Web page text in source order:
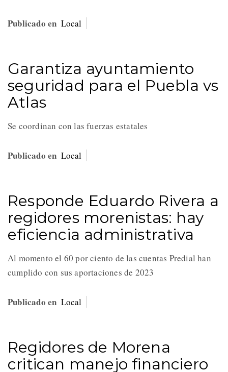
Publicado en Local
Garantiza ayuntamiento
seguridad para el Puebla vs
Atlas
Se coordinan con las fuerzas estatales
Publicado en Local
Responde Eduardo Rivera a
regidores morenistas: hay
eficiencia administrativa
Al momento el 60 por ciento de las cuentas Predial han
cumplido con sus aportaciones de 2023
Publicado en Local
Regidores de Morena
critican manejo financiero